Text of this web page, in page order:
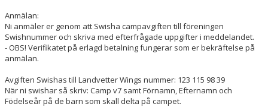
Anmälan:
Ni anmäler er genom att Swisha campavgiften till föreningen
Swishnummer och skriva med efterfrågade uppgifter i meddelandet.
- OBS! Verifikatet på erlagd betalning fungerar som er bekräftelse på
anmälan.
Avgiften Swishas till Landvetter Wings nummer: 123 115 98 39
När ni swishar så skriv: Camp v7 samt Förnamn, Efternamn och
Födelseår på de barn som skall delta på campet.